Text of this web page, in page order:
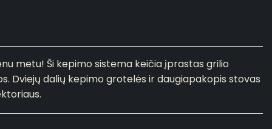
metu! Ši kepimo sistema keičia įprastas grilio
Dviejų dalių kepimo grotelės ir daugiapakopis stovas